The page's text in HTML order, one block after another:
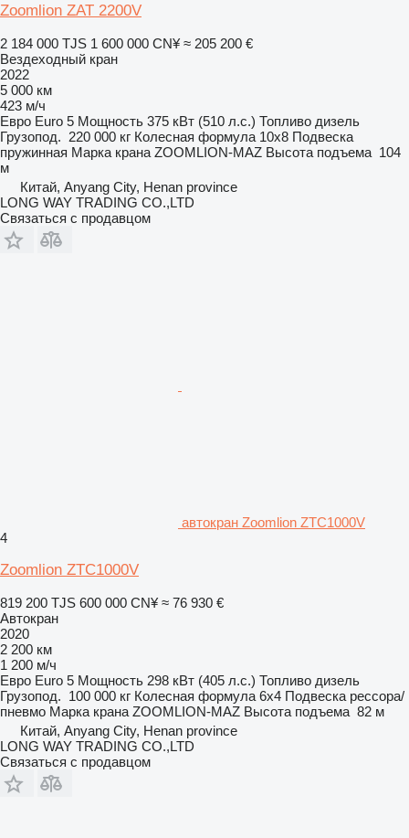
Zoomlion ZAT 2200V
2 184 000 TJS 1 600 000 CN¥ ≈ 205 200 €
Вездеходный кран
2022
5 000 км
423 м/ч
Евро Euro 5 Мощность 375 кВт (510 л.с.) Топливо дизель
Грузопод. 220 000 кг Колесная формула 10x8 Подвеска
пружинная Марка крана ZOOMLION-MAZ Высота подъема 104
м
Китай, Anyang City, Henan province
LONG WAY TRADING CO.,LTD
Связаться с продавцом
автокран Zoomlion ZTC1000V
4
Zoomlion ZTC1000V
819 200 TJS 600 000 CN¥ ≈ 76 930 €
Автокран
2020
2 200 км
1 200 м/ч
Евро Euro 5 Мощность 298 кВт (405 л.с.) Топливо дизель
Грузопод. 100 000 кг Колесная формула 6x4 Подвеска рессора/
пневмо Марка крана ZOOMLION-MAZ Высота подъема 82 м
Китай, Anyang City, Henan province
LONG WAY TRADING CO.,LTD
Связаться с продавцом